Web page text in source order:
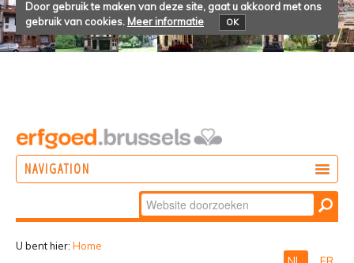
Door gebruik te maken van deze site, gaat u akkoord met ons
gebruik van cookies. Meer informatie OK
NAVIGATION
Zoek
Geavanceerd
U bent hier: Home